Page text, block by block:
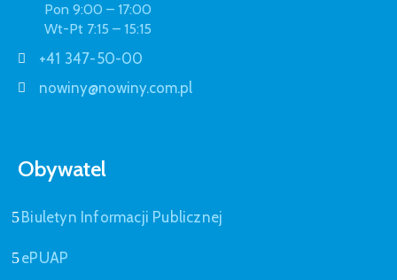
Pon 9:00 – 17:00
Wt-Pt 7:15 – 15:15
+41 347-50-00
nowiny@nowiny.com.pl
Obywatel
Biuletyn Informacji Publicznej
ePUAP